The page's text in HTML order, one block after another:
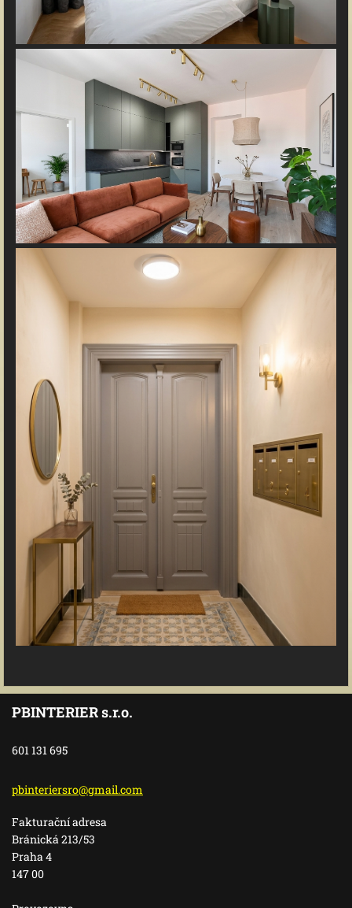
PBINTERIER s.r.o.
601 131 695
pbinteriersro@gmail.com
Fakturační adresa
Bránická 213/53
Praha 4
147 00